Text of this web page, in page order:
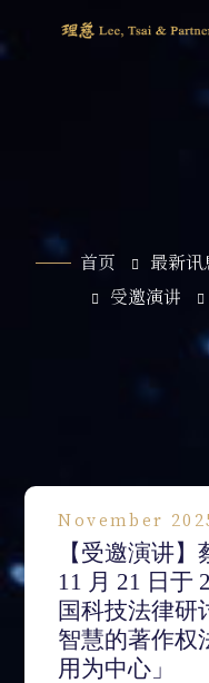
首页 最新讯
受邀演讲
November
【受邀演讲
11 月 21 日于
国科技法律研
智慧的著作权
用为中心」